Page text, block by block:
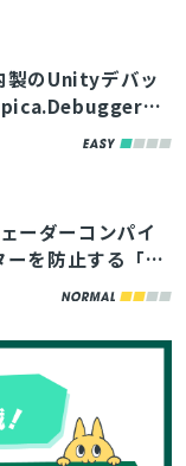
製のUnityデバッ
」
構築。高い拡張
ーダーコンパイ
を防止する「Gr
」の活
がブログ記事で解